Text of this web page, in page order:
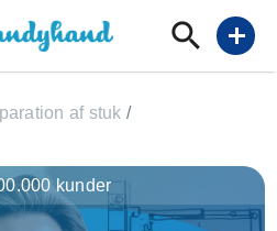
add
af stuk /
kunder